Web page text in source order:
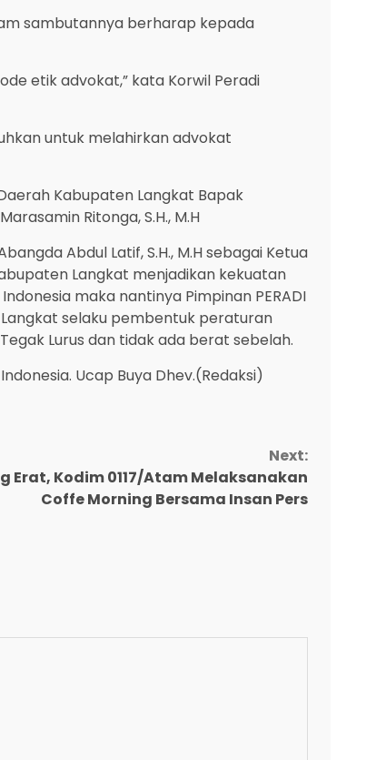
sambutannya berharap kepada
etik advokat,” kata Korwil Peradi
untuk melahirkan advokat
Kabupaten Langkat Bapak
Ritonga, S.H., M.H
Abdul Latif, S.H., M.H sebagai Ketua
Langkat menjadikan kekuatan
maka nantinya Pimpinan PERADI
selaku pembentuk peraturan
Lurus dan tidak ada berat sebelah.
Ucap Buya Dhev.(Redaksi)
Next:
Erat, Kodim 0117/Atam Melaksanakan
Coffe Morning Bersama Insan Pers